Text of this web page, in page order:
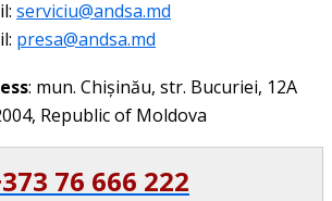
serviciu@andsa.md
presa@andsa.md
: mun. Chișinău, str. Bucuriei, 12A
Republic of Moldova
76 666 222